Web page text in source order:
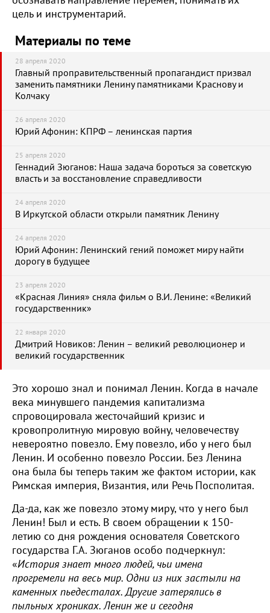
цель и инструментарий.
Материалы по теме
28 апреля 2020
Главный проправительственный пропагандист призвал
заменить памятники Ленину памятниками Краснову и
Колчаку
26 апреля 2020
Юрий Афонин: КПРФ – ленинская партия
25 апреля 2020
Геннадий Зюганов: Наша задача бороться за советскую
власть и за восстановление справедливости
24 апреля 2020
В Иркутской области открыли памятник Ленину
24 апреля 2020
Юрий Афонин: Ленинский гений поможет миру найти
дорогу в будущее
23 апреля 2020
«Красная Линия» сняла фильм о В.И. Ленине: «Великий
государственник»
22 января 2020
Дмитрий Новиков: Ленин – великий революционер и
великий государственник
Это хорошо знал и понимал Ленин. Когда в начале
века минувшего пандемия капитализма
спровоцировала жесточайший кризис и
кровопролитную мировую войну, человечеству
невероятно повезло. Ему повезло, ибо у него был
Ленин. И особенно повезло России. Без Ленина
она была бы теперь таким же фактом истории, как
Римская империя, Византия, или Речь Посполитая.
Да-да, как же повезло этому миру, что у него был
Ленин! Был и есть. В своем обращении к 150-
летию со дня рождения основателя Советского
государства Г.А. Зюганов особо подчеркнул:
«История знает много людей, чьи имена
прогремели на весь мир. Одни из них застыли на
каменных пьедесталах. Другие затерялись в
пыльных хрониках. Ленин же и сегодня